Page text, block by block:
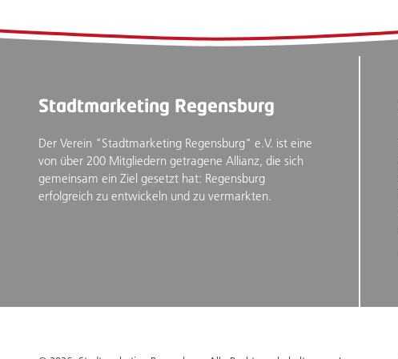
Stadtmarketing Regensburg
Der Verein "Stadtmarketing Regensburg" e.V. ist eine
von über 200 Mitgliedern getragene Allianz, die sich
gemeinsam ein Ziel gesetzt hat: Regensburg
erfolgreich zu entwickeln und zu vermarkten.